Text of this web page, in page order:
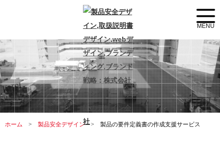
ホーム > 製品安全デザイン> 製品の要件定義書の作成支援サービス